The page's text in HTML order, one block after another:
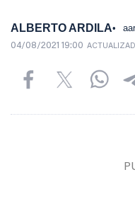
ALBERTO ARDILA
04/08/2021 19:00